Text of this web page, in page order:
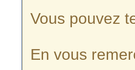
Vous pouvez
En vous